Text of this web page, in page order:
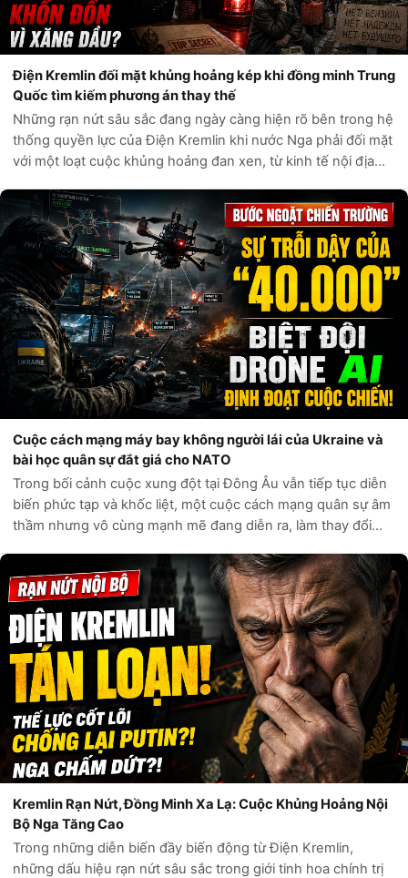
Điện Kremlin đối mặt khủng hoảng kép khi đồng minh Trung
Quốc tìm kiếm phương án thay thế
Những rạn nứt sâu sắc đang ngày càng hiện rõ bên trong hệ
thống quyền lực của Điện Kremlin khi nước Nga phải đối mặt
với một loạt cuộc khủng hoảng đan xen, từ kinh tế nội địa
quan sát quốc tế v...
Cuộc cách mạng máy bay không người lái của Ukraine và
bài học quân sự đắt giá cho NATO
Trong bối cảnh cuộc xung đột tại Đông Âu vẫn tiếp tục diễn
biến phức tạp và khốc liệt, một cuộc cách mạng quân sự âm
thầm nhưng vô cùng mạnh mẽ đang diễn ra, làm thay đổi
Ukraine, quốc gia đang phải...
Kremlin Rạn Nứt, Đồng Minh Xa Lạ: Cuộc Khủng Hoảng Nội
Bộ Nga Tăng Cao
Trong những diễn biến đầy biến động từ Điện Kremlin,
những dấu hiệu rạn nứt sâu sắc trong giới tinh hoa chính trị